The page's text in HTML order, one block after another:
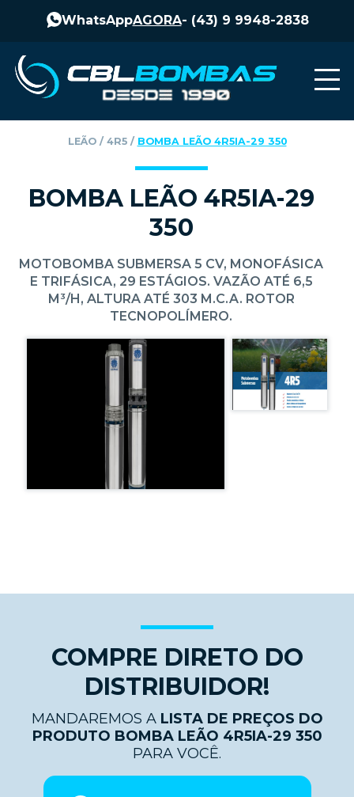
WhatsAppAGORA- (43) 9 9948-2838
LEÃO‎ / ‎ 4R5‎ / ‎ BOMBA LEÃO 4R5IA-29 350
BOMBA LEÃO 4R5IA-29
350
MOTOBOMBA SUBMERSA 5 CV, MONOFÁSICA
E TRIFÁSICA, 29 ESTÁGIOS. VAZÃO ATÉ 6,5
M³/H, ALTURA ATÉ 303 M.C.A. ROTOR
TECNOPOLÍMERO.
COMPRE DIRETO DO
DISTRIBUIDOR!
MANDAREMOS A LISTA DE PREÇOS DO
PRODUTO BOMBA LEÃO 4R5IA-29 350
PARA VOCÊ.